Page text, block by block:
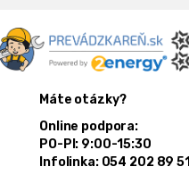
Máte otázky?
Online podpora:
PO-PI: 9:00-15:30
Infolinka: 054 202 89 51